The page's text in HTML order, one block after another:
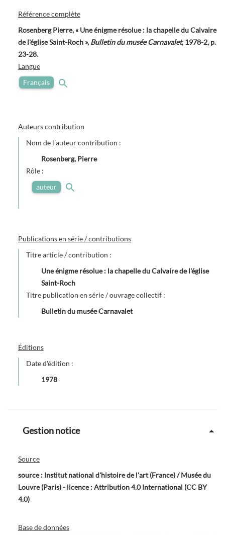
Référence complète
Rosenberg Pierre, « Une énigme résolue : la chapelle du Calvaire
de l'église Saint-Roch », Bulletin du musée Carnavalet, 1978-2, p.
23-28.
Langue
Français
Auteurs contribution
Nom de l'auteur contribution :
Rosenberg, Pierre
Rôle :
auteur
Publications en série / contributions
Titre article / contribution :
Une énigme résolue : la chapelle du Calvaire de l'église
Saint-Roch
Titre publication en série / ouvrage collectif :
Bulletin du musée Carnavalet
Éditions
Date d'édition :
1978
Gestion notice
Source
source : Institut national d'histoire de l'art (France) / Musée du
Louvre (Paris) - licence : Attribution 4.0 International (CC BY
4.0)
Base de données